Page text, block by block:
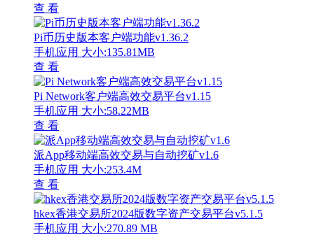
查 看
Pi币历史版本客户端功能v1.36.2
手机应用 大小:135.81MB
查 看
Pi Network客户端高效交易平台v1.15
手机应用 大小:58.22MB
查 看
派App移动端高效交易与自动挖矿v1.6
手机应用 大小:253.4M
查 看
hkex香港交易所2024版数字资产交易平台v5.1.5
手机应用 大小:270.89 MB